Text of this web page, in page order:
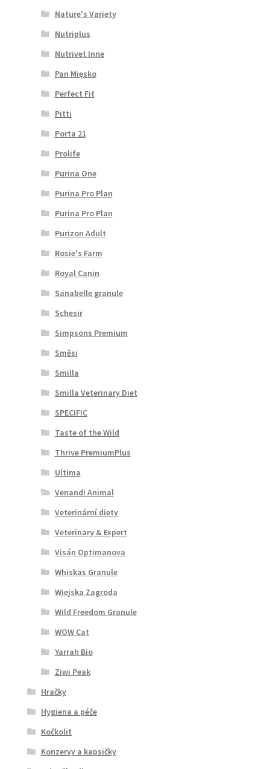
Nature's Variety
Nutriplus
Nutrivet Inne
Pan Mięsko
Perfect Fit
Pitti
Porta 21
Prolife
Purina One
Purina Pro Plan
Purina Pro Plan
Purizon Adult
Rosie's Farm
Royal Canin
Sanabelle granule
Schesir
Simpsons Premium
Směsi
Smilla
Smilla Veterinary Diet
SPECIFIC
Taste of the Wild
Thrive PremiumPlus
Ultima
Venandi Animal
Veterinární diety
Veterinary & Expert
Visán Optimanova
Whiskas Granule
Wiejska Zagroda
Wild Freedom Granule
WOW Cat
Yarrah Bio
Ziwi Peak
Hračky
Hygiena a péče
Kočkolit
Konzervy a kapsičky